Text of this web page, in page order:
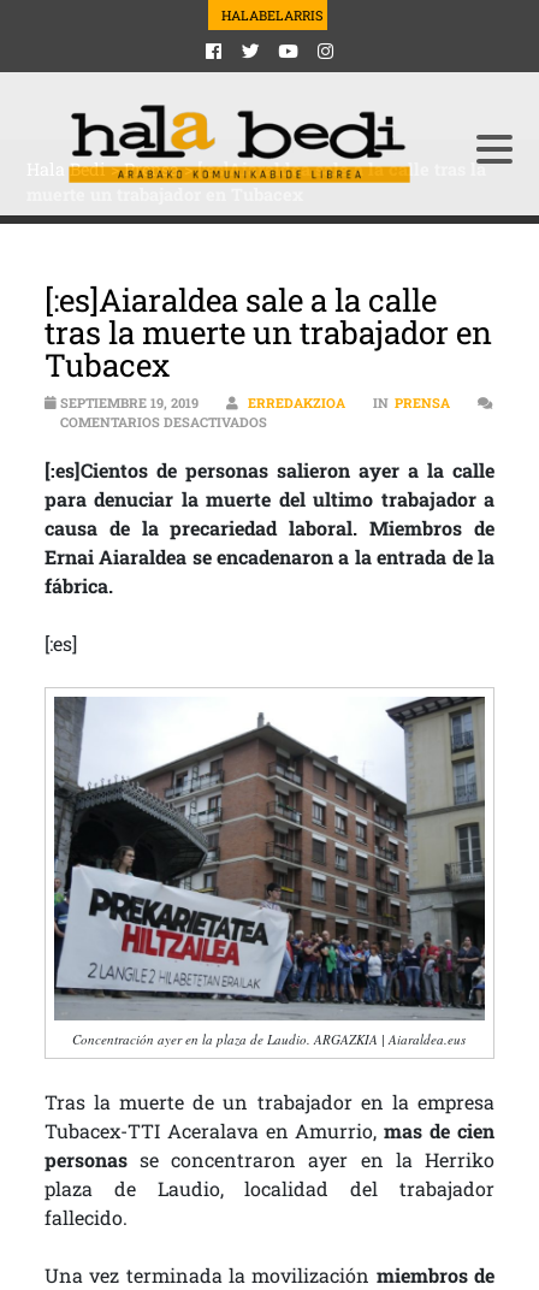
HALABELARRIS
Hala Bedi>Prensa>[:es]Aiaraldea sale a la calle tras la
[:es]Aiaraldea sale a la calle
tras la muerte un trabajador en
Tubacex
SEPTIEMBRE 19, 2019 ERREDAKZIOA IN PRENSA
COMENTARIOS DESACTIVADOSEN [:ES]AIARALDEA SALE A LA CALLE
[:es]Cientos de personas salieron ayer a la calle
para denuciar la muerte del ultimo trabajador a
causa de la precariedad laboral. Miembros de
Ernai Aiaraldea se encadenaron a la entrada de la
fábrica.
[:es]
Concentración ayer en la plaza de Laudio. ARGAZKIA | Aiaraldea.eus
Tras la muerte de un trabajador en la empresa
Tubacex-TTI Aceralava en Amurrio,mas de cien
personasse concentraron ayer en la Herriko
plaza de Laudio, localidad del trabajador
fallecido.
Una vez terminada la movilización miembros de